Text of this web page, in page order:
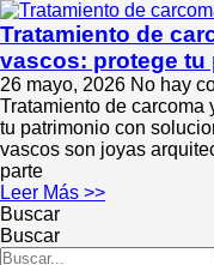
Tratamiento de
vascos: protege tu
26 mayo, 2026 No hay
Tratamiento de carcoma
tu patrimonio con
vascos son joyas
parte
Leer Más >>
Buscar
Buscar